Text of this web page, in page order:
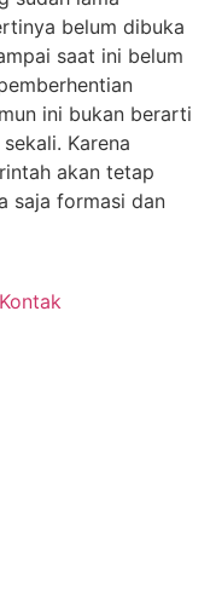
belum dibuka
saat ini belum
ini bukan berarti
Karena
akan tetap
saja formasi dan
Kontak